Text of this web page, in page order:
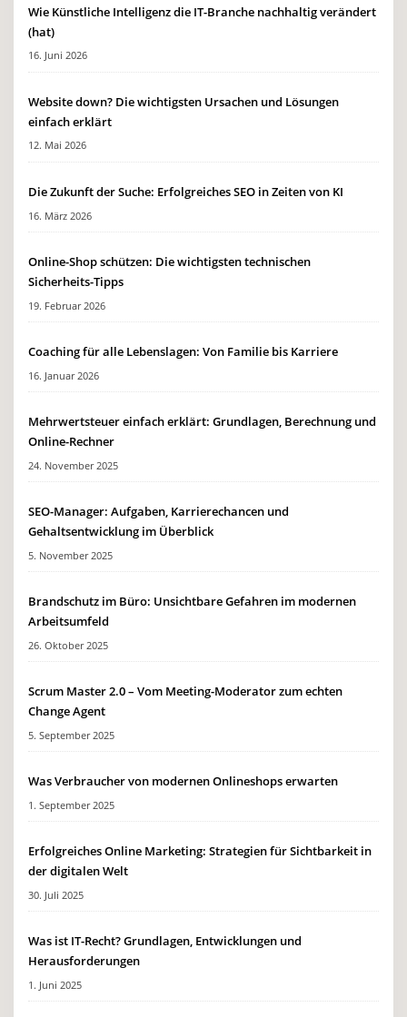
Wie Künstliche Intelligenz die IT-Branche nachhaltig verändert
(hat)
16. Juni 2026
Website down? Die wichtigsten Ursachen und Lösungen
einfach erklärt
12. Mai 2026
Die Zukunft der Suche: Erfolgreiches SEO in Zeiten von KI
16. März 2026
Online-Shop schützen: Die wichtigsten technischen
Sicherheits-Tipps
19. Februar 2026
Coaching für alle Lebenslagen: Von Familie bis Karriere
16. Januar 2026
Mehrwertsteuer einfach erklärt: Grundlagen, Berechnung und
Online-Rechner
24. November 2025
SEO-Manager: Aufgaben, Karrierechancen und
Gehaltsentwicklung im Überblick
5. November 2025
Brandschutz im Büro: Unsichtbare Gefahren im modernen
Arbeitsumfeld
26. Oktober 2025
Scrum Master 2.0 – Vom Meeting-Moderator zum echten
Change Agent
5. September 2025
Was Verbraucher von modernen Onlineshops erwarten
1. September 2025
Erfolgreiches Online Marketing: Strategien für Sichtbarkeit in
der digitalen Welt
30. Juli 2025
Was ist IT-Recht? Grundlagen, Entwicklungen und
Herausforderungen
1. Juni 2025